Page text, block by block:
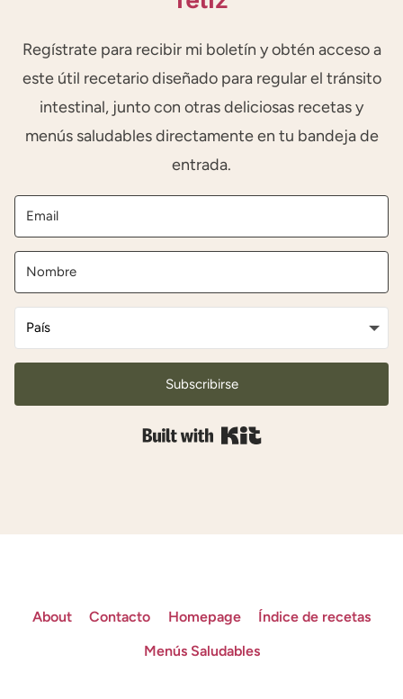
Regístrate para recibir mi boletín y obtén acceso a
este útil recetario diseñado para regular el tránsito
intestinal, junto con otras deliciosas recetas y
menús saludables directamente en tu bandeja de
entrada.
Subscribirse
Built with Kit
About Contacto Homepage
Índice de recetas
Menús Saludables